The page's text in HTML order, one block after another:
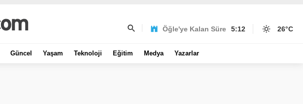
Öğle'ye Kalan Süre 5:12 26°C
Güncel Yaşam Teknoloji Eğitim Medya Yazarlar